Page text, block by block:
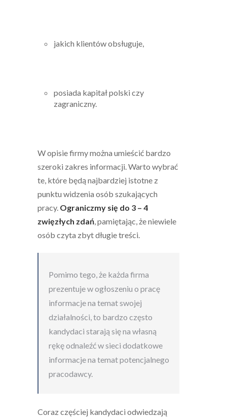
jakich klientów obsługuje,
posiada kapitał polski czy
zagraniczny.
W opisie firmy można umieścić bardzo
szeroki zakres informacji. Warto wybrać
te, które będą najbardziej istotne z
punktu widzenia osób szukających
pracy. Ograniczmy się do 3 – 4
zwięzłych zdań, pamiętając, że niewiele
osób czyta zbyt długie treści.
Pomimo tego, że każda firma
prezentuje w ogłoszeniu o pracę
informacje na temat swojej
działalności, to bardzo często
kandydaci starają się na własną
rękę odnaleźć w sieci dodatkowe
informacje na temat potencjalnego
pracodawcy.
Coraz częściej kandydaci odwiedzają